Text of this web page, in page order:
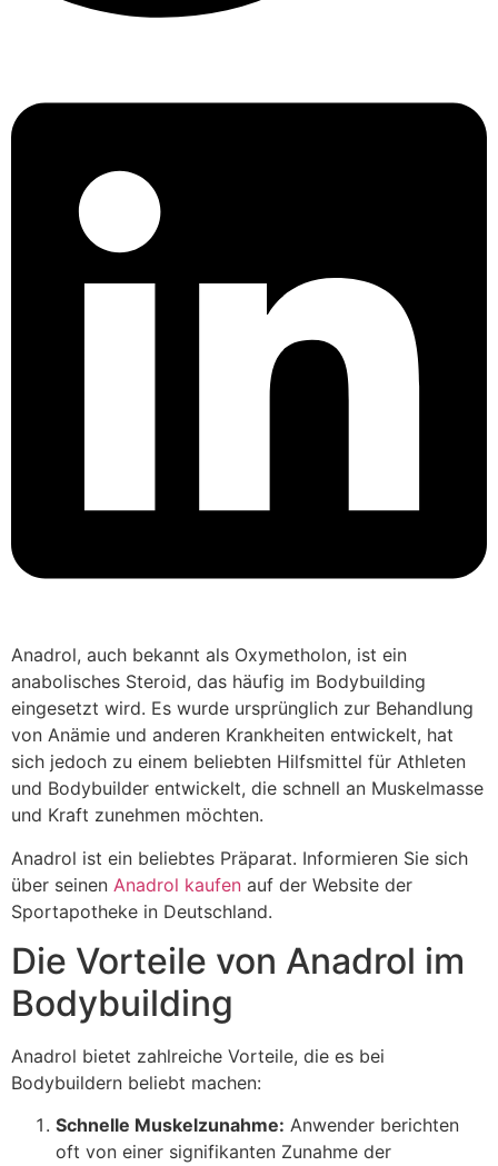
Anadrol, auch bekannt als Oxymetholon, ist ein
anabolisches Steroid, das häufig im Bodybuilding
eingesetzt wird. Es wurde ursprünglich zur Behandlung
von Anämie und anderen Krankheiten entwickelt, hat
sich jedoch zu einem beliebten Hilfsmittel für Athleten
und Bodybuilder entwickelt, die schnell an Muskelmasse
und Kraft zunehmen möchten.
Anadrol ist ein beliebtes Präparat. Informieren Sie sich
über seinen Anadrol kaufen auf der Website der
Sportapotheke in Deutschland.
Die Vorteile von Anadrol im
Bodybuilding
Anadrol bietet zahlreiche Vorteile, die es bei
Bodybuildern beliebt machen:
Schnelle Muskelzunahme: Anwender berichten
oft von einer signifikanten Zunahme der